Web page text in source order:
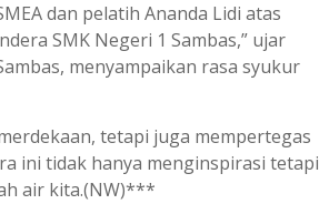
dan pelatih Ananda Lidi atas
SMK Negeri 1 Sambas,” ujar
menyampaikan rasa syukur
tetapi juga mempertegas
ini tidak hanya menginspirasi tetapi
air kita.(NW)***